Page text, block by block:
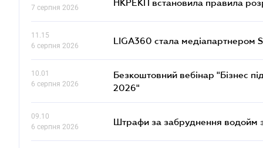
7 серпня 2026
НКРЕКП встановила правила
11.15
6 серпня 2026
LIGA360 стала
10.01
6 серпня 2026
Безкоштовний вебінар "Бізнес
2026"
09.10
6 серпня 2026
Штрафи за забруднення водойм